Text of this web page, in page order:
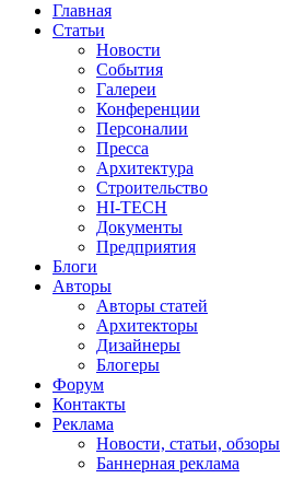
Главная
Статьи
Новости
События
Галереи
Конференции
Персоналии
Пресса
Архитектура
Строительство
HI-TECH
Документы
Предприятия
Блоги
Авторы
Авторы статей
Архитекторы
Дизайнеры
Блогеры
Форум
Контакты
Реклама
Новости, статьи, обзоры
Баннерная реклама